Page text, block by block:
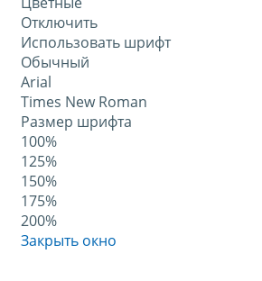
Отключить
Использовать шрифт
Обычный
Arial
Times New Roman
Размер шрифта
100%
125%
150%
175%
200%
Закрыть окно